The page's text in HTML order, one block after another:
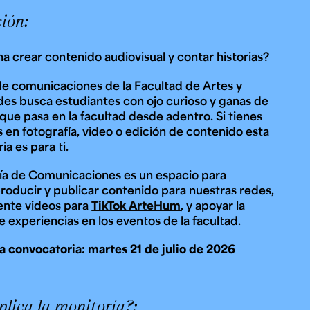
personería
del 2025.
Ext. 4925
Ext. 4795
crear contenido audiovisual y contar historias?
comunicaciones de la Facultad de Artes y
busca estudiantes con ojo curioso y ganas de
pasa en la facultad desde adentro. Si tienes
en fotografía, video o edición de contenido esta
es para ti.
de Comunicaciones es un espacio para
y publicar contenido para nuestras redes,
videos paraTikTok ArteHum, y apoyar la
experiencias en los eventos de la facultad.
convocatoria: martes 21 de julio de 2026
la monitoría?: